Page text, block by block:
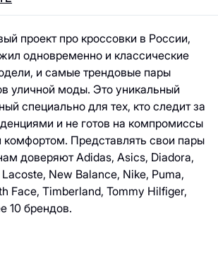
проект про кроссовки в России,
одновременно и классические
и самые трендовые пары
уличной моды. Это уникальный
специально для тех, кто следит за
и не готов на компромиссы
Представлять свои пары
доверяют Adidas, Asics, Diadora,
New Balance, Nike, Puma,
Face, Timberland, Tommy Hilfiger,
10 брендов.